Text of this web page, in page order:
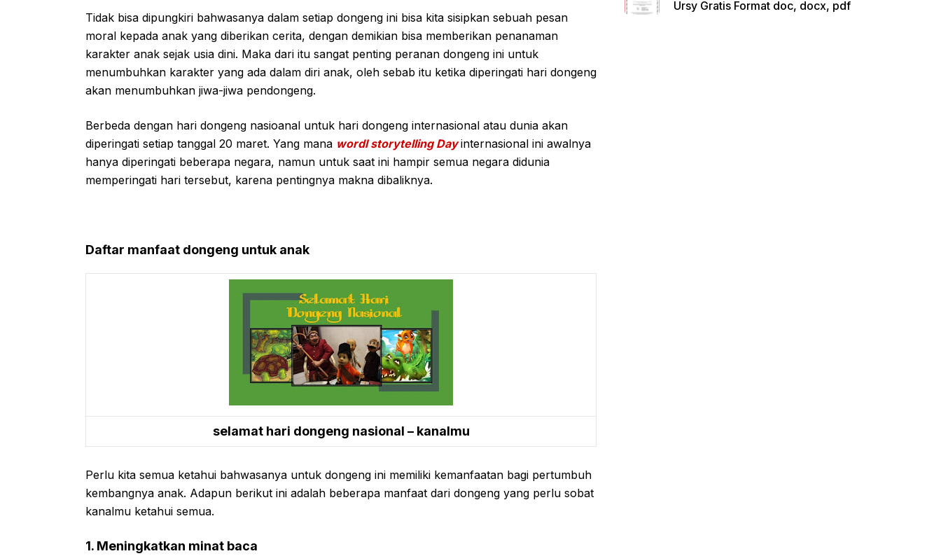
Tidak bisa dipungkiri bahwasanya dalam setiap dongeng ini bisa kita sisipkan sebuah pesan
moral kepada anak yang diberikan cerita, dengan demikian bisa memberikan penanaman
karakter anak sejak usia dini. Maka dari itu sangat penting peranan dongeng ini untuk
menumbuhkan karakter yang ada dalam diri anak, oleh sebab itu ketika diperingati hari dongeng
akan menumbuhkan jiwa-jiwa pendongeng.
Berbeda dengan hari dongeng nasioanal untuk hari dongeng internasional atau dunia akan
diperingati setiap tanggal 20 maret. Yang mana wordl storytelling Dayinternasional ini awalnya
hanya diperingati beberapa negara, namun untuk saat ini hampir semua negara didunia
memperingati hari tersebut, karena pentingnya makna dibaliknya.
Daftar manfaat dongeng untuk anak
selamat hari dongeng nasional – kanalmu
Perlu kita semua ketahui bahwasanya untuk dongeng ini memiliki kemanfaatan bagi pertumbuh
kembangnya anak. Adapun berikut ini adalah beberapa manfaat dari dongeng yang perlu sobat
kanalmu ketahui semua.
1. Meningkatkan minat baca
Ursy Gratis Format doc, docx, pdf